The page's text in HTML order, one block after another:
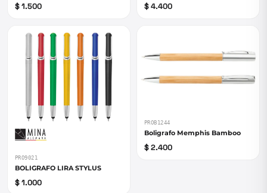
$ 1.500 $ 4.400
PRO9021
BOLIGRAFO LIRA STYLUS
$ 1.000
PROB1244
Boligrafo Memphis Bamboo
$ 2.400